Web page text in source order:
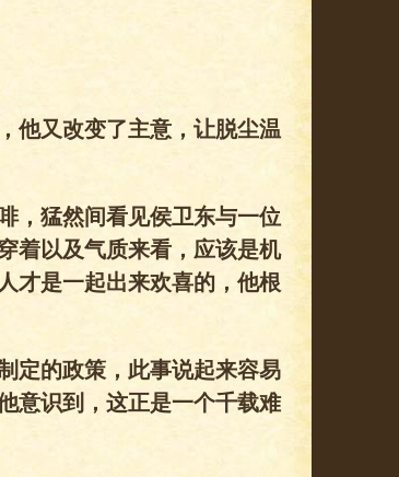
他又改变了主意，让脱尘温
，猛然间看见侯卫东与一位
着以及气质来看，应该是机
才是一起出来欢喜的，他根
定的政策，此事说起来容易
意识到，这正是一个千载难